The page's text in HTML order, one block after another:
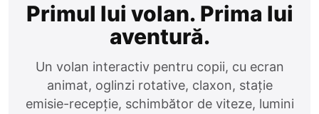
Primul lui volan. Prima lui
aventură.
Un volan interactiv pentru copii, cu ecran
animat, oglinzi rotative, claxon, stație
emisie-recepție, schimbător de viteze, lumini